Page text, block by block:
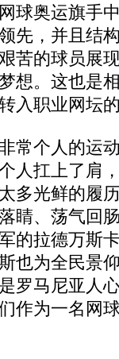
球奥运旗手
先，并且结
苦的球员展
想。这也是
入职业网坛
个人的运
人扛上了肩
多光鲜的履
睛、荡气回
的拉德万斯
也为全民景
罗马尼亚人
作为一名网